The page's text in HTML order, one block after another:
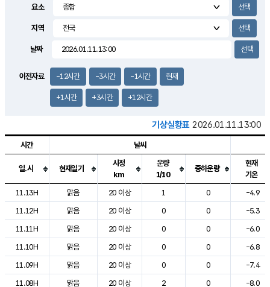
2.4m/s
요소
지역
날짜
이전자료 -12시간 -3시간 -1시간 현재
+1시간 +3시간 +12시간
기상실황표 2026.01.11.13:00
도시별 기상실황표로 지점, 날씨, 기온, 강수, 바람, 기압등을 안내한 표입
시간 날씨
일.시 현재일기
시정
km
운량
1/10
중하운량
현재
기온
11.13H
맑음 20 이상 1 0
-4.9
11.12H
맑음 20 이상 0 0
-5.3
11.11H
맑음 20 이상 0 0
-6.0
11.10H
맑음 20 이상 0 0
-6.8
11.09H
맑음 20 이상 0 0
-7.4
11.08H
맑음 20 이상 2 0
-8.0